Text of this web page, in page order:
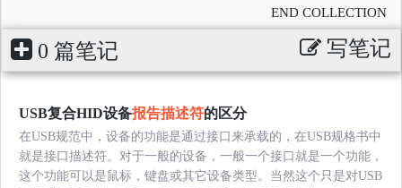
END COLLECTION
0 篇笔记 写笔记
USB复合HID设备报告描述符的区分
在USB规范中，设备的功能是通过接口来承载的，在USB规格书中
就是接口描述符。对于一般的设备，一般一个接口就是一个功能，
这个功能可以是鼠标，键盘或其它设备类型。当然这个只是对USB